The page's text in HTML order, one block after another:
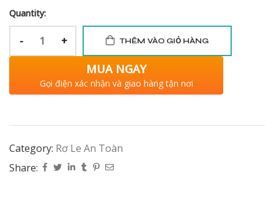
Quantity:
- + THÊM VÀO GIỎ HÀNG
MUA NGAY
Gọi điện xác nhận và giao hàng tận nơi
Category: Rơ Le An Toàn
Share: